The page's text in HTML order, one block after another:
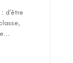
d'être